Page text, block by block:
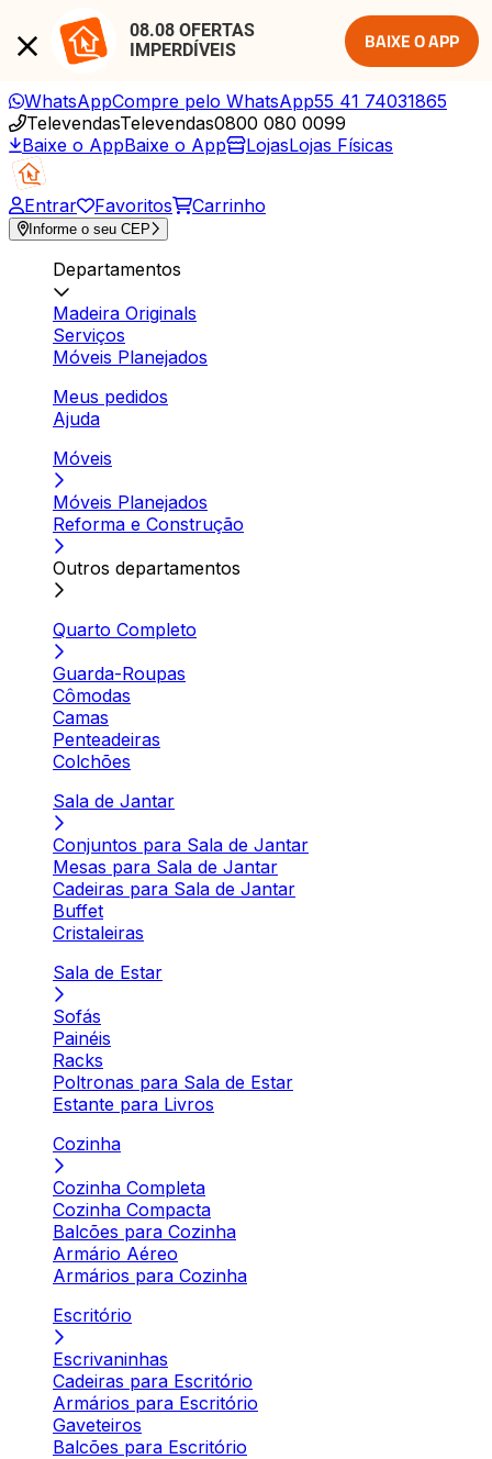
08.08 OFERTAS
IMPERDÍVEIS
BAIXE O APP
WhatsAppCompre pelo WhatsApp55 41 74031865
TelevendasTelevendas0800 080 0099
Baixe o AppBaixe o App LojasLojas Físicas
Entrar Favoritos Carrinho
Informe o seu CEP
Departamentos
Madeira Originals
Serviços
Móveis Planejados
Meus pedidos
Ajuda
Móveis
Móveis Planejados
Reforma e Construção
Outros departamentos
Quarto Completo
Guarda-Roupas
Cômodas
Camas
Penteadeiras
Colchões
Sala de Jantar
Conjuntos para Sala de Jantar
Mesas para Sala de Jantar
Cadeiras para Sala de Jantar
Buffet
Cristaleiras
Sala de Estar
Sofás
Painéis
Racks
Poltronas para Sala de Estar
Estante para Livros
Cozinha
Cozinha Completa
Cozinha Compacta
Balcões para Cozinha
Armário Aéreo
Armários para Cozinha
Escritório
Escrivaninhas
Cadeiras para Escritório
Armários para Escritório
Gaveteiros
Balcões para Escritório